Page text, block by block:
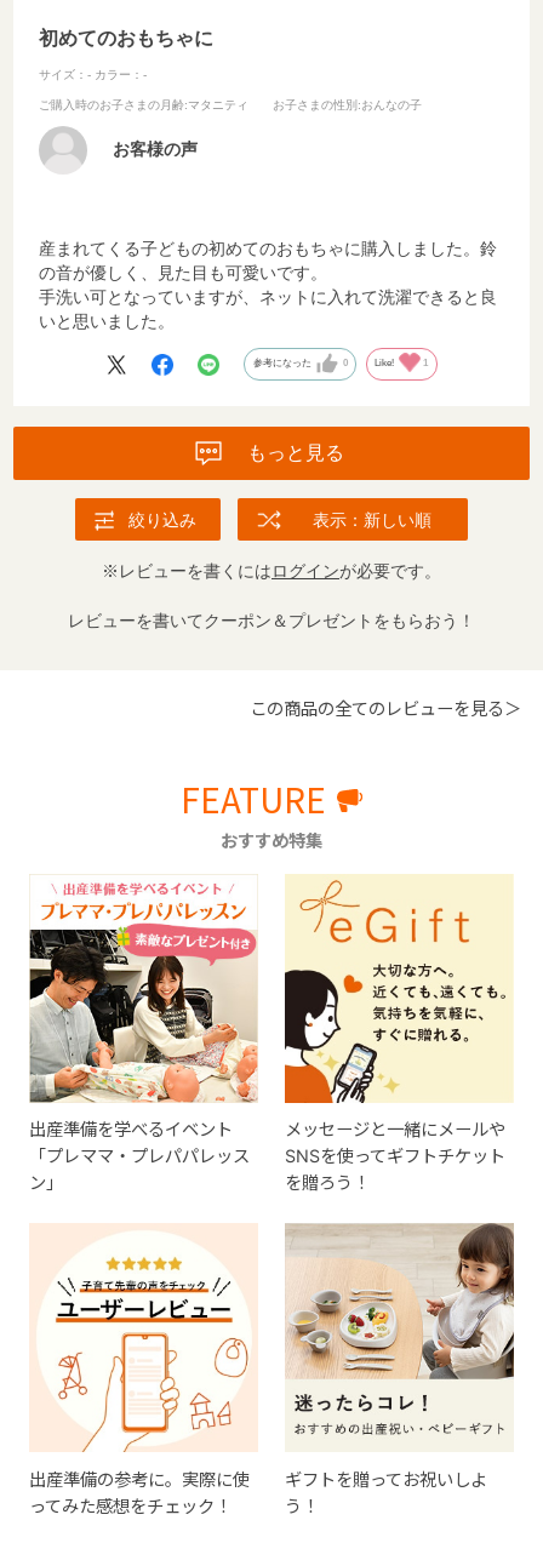
初めてのおもちゃに
サイズ：- カラー：-
ご購入時のお子さまの月齢:マタニティ お子さまの性別 :おんなの子
お客様の声
産まれてくる子どもの初めてのおもちゃに購入しました。鈴
の音が優しく、見た目も可愛いです。
手洗い可となっていますが、ネットに入れて洗濯できると良
いと思いました。
参考になった 0 Like! 1
もっと見る
絞り込み 表示：新しい順
※レビューを書くにはログインが必要です。
レビューを書いてクーポン＆プレゼントをもらおう！
この商品の全てのレビューを見る＞
FEATURE
おすすめ特集
出産準備を学べるイベント
「プレママ・プレパパレッス
ン」
メッセージと一緒にメールや
SNSを使ってギフトチケット
を贈ろう！
出産準備の参考に。実際に使
ってみた感想をチェック！
ギフトを贈ってお祝いしよ
う！